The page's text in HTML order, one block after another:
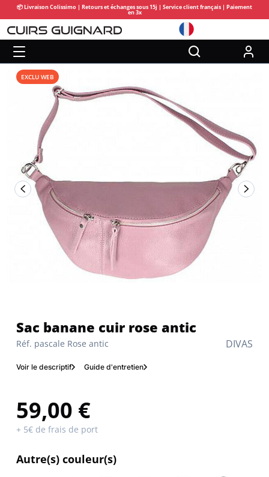
📦 Livraison Colissimo | Retours et échanges sous 15j | Service client français | Paiement
en 3x
DIVAS
Réf. pascale Rose antic
Sac banane cuir rose antic
Voir le descriptif Guide d'entretien
59,00 €
+ 5€ de frais de port
Autre(s) couleur(s)
EXCLU WEB